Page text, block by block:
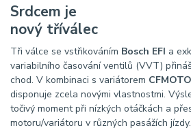
Srdcem je
nový tříválec
Tři válce se vstřikováním Bosch EFI a
variabilního časování ventilů (VVT)
chod. V kombinaci s variátorem
disponuje zcela novými vlastnostmi.
točivý moment při nízkých otáčkách a
motoru/variátoru v různých pasážích jízdy.